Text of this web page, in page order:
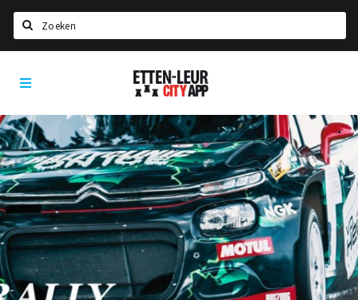
Home
Agenda
Deals
Party pics
Nieuws, interviews & blogs
Eten
Drinken
Slapen
Etten-
Leur
App